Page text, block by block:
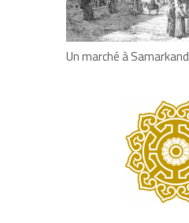
Un marché à Samarkand